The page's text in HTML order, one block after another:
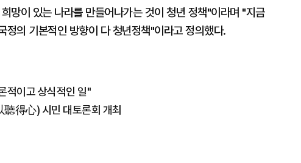
망이 있는 나라를 만들어나가는 것이 청년 정책"이라며 "지금
정의 기본적인 방향이 다 청년정책"이라고 정의했다.
적이고 상식적인 일"
得心) 시민 대토론회 개최